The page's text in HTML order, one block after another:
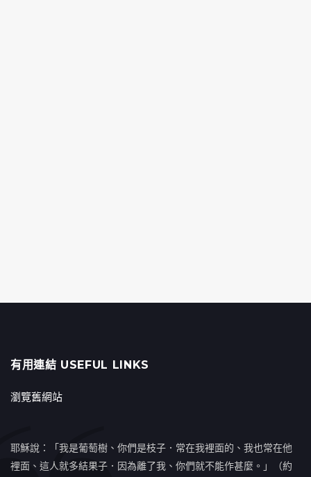
有用連結 USEFUL LINKS
瀏覽舊網站
耶穌說：「我是葡萄樹、你們是枝子．常在我裡面的、我也常在他
裡面、這人就多結果子．因為離了我、你們就不能作甚麼。」（約